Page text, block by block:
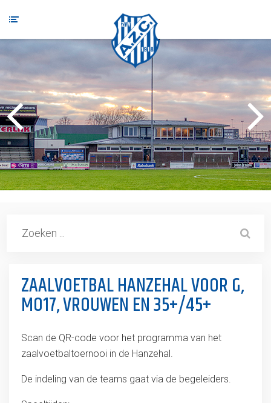
ZAALVOETBAL HANZEHAL VOOR G,
MO17, VROUWEN EN 35+/45+
Scan de QR-code voor het programma van het
zaalvoetbaltoernooi in de Hanzehal.
De indeling van de teams gaat via de begeleiders.